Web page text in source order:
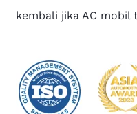
kembali jika AC mobil